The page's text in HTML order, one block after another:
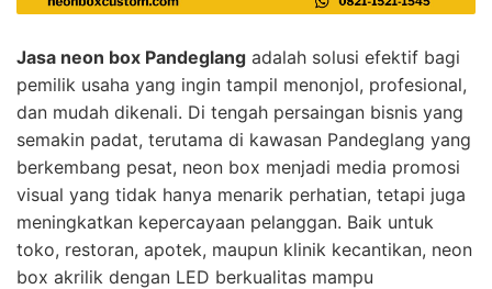
Jasa neon box Pandeglang adalah solusi efektif bagi
pemilik usaha yang ingin tampil menonjol, profesional,
dan mudah dikenali. Di tengah persaingan bisnis yang
semakin padat, terutama di kawasan Pandeglang yang
berkembang pesat, neon box menjadi media promosi
visual yang tidak hanya menarik perhatian, tetapi juga
meningkatkan kepercayaan pelanggan. Baik untuk
toko, restoran, apotek, maupun klinik kecantikan, neon
box akrilik dengan LED berkualitas mampu